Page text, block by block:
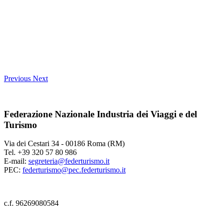
Previous Next
Federazione Nazionale Industria dei Viaggi e del
Turismo
Via dei Cestari 34 - 00186 Roma (RM)
Tel. +39 320 57 80 986
E-mail: segreteria@federturismo.it
PEC: federturismo@pec.federturismo.it
c.f. 96269080584